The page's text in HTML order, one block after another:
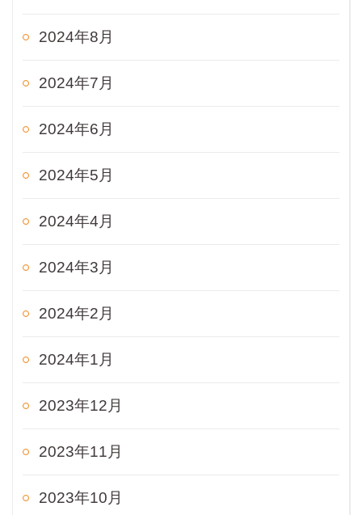
2024年8月
2024年7月
2024年6月
2024年5月
2024年4月
2024年3月
2024年2月
2024年1月
2023年12月
2023年11月
2023年10月